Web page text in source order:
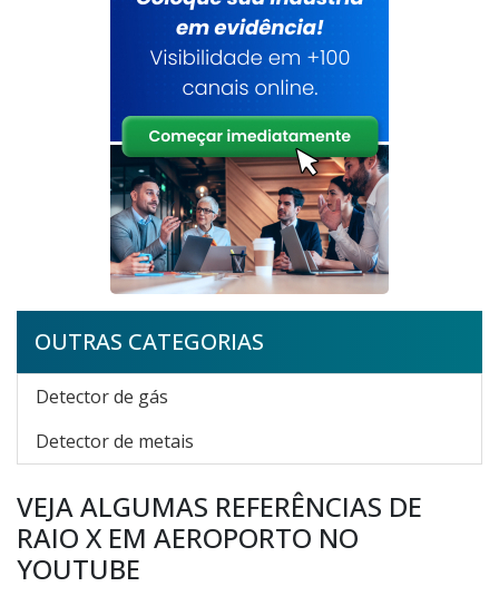
OUTRAS CATEGORIAS
Detector de gás
Detector de metais
VEJA ALGUMAS REFERÊNCIAS DE
RAIO X EM AEROPORTO NO
YOUTUBE